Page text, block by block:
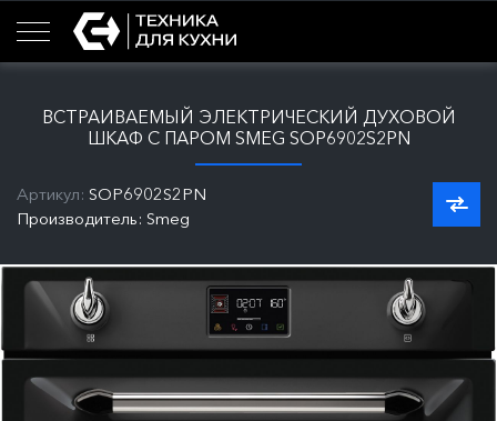
ВСТРАИВАЕМЫЙ ЭЛЕКТРИЧЕСКИЙ ДУХОВОЙ
ШКАФ С ПАРОМ SMEG SOP6902S2PN
Артикул: SOP6902S2PN
Производитель: Smeg